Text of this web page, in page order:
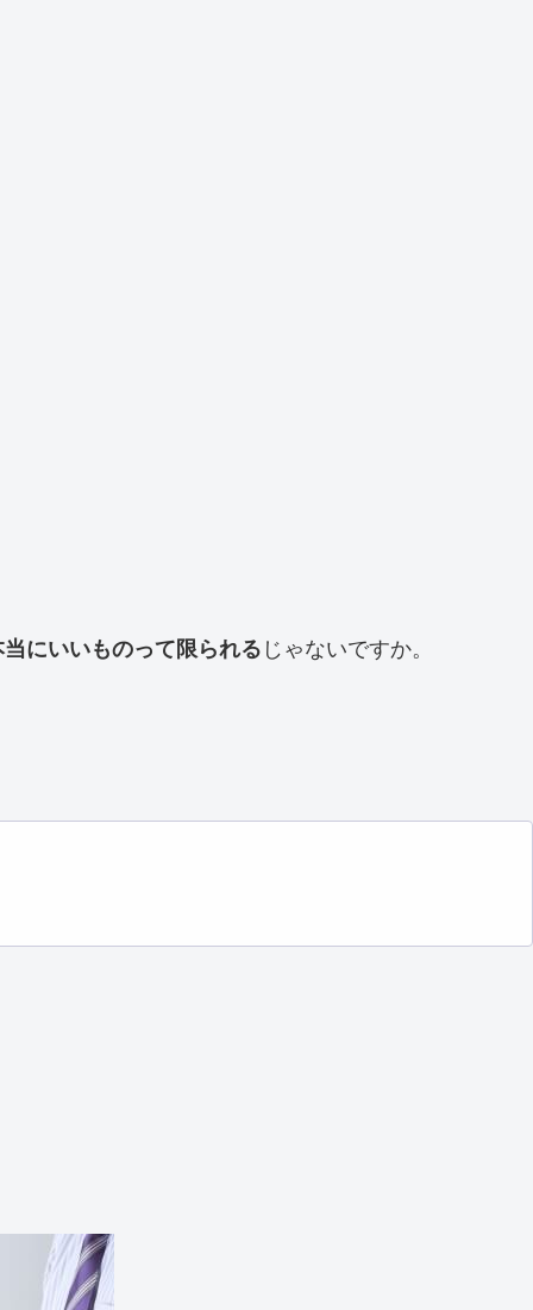
当にいいものって限られる じゃないですか。